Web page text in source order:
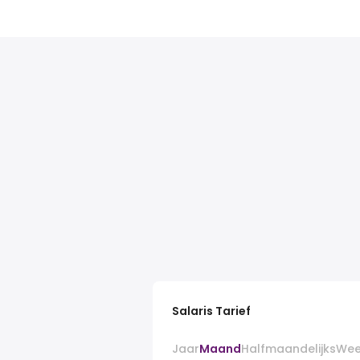
Salaris Tarief
JaarMaandHalfmaandelijks